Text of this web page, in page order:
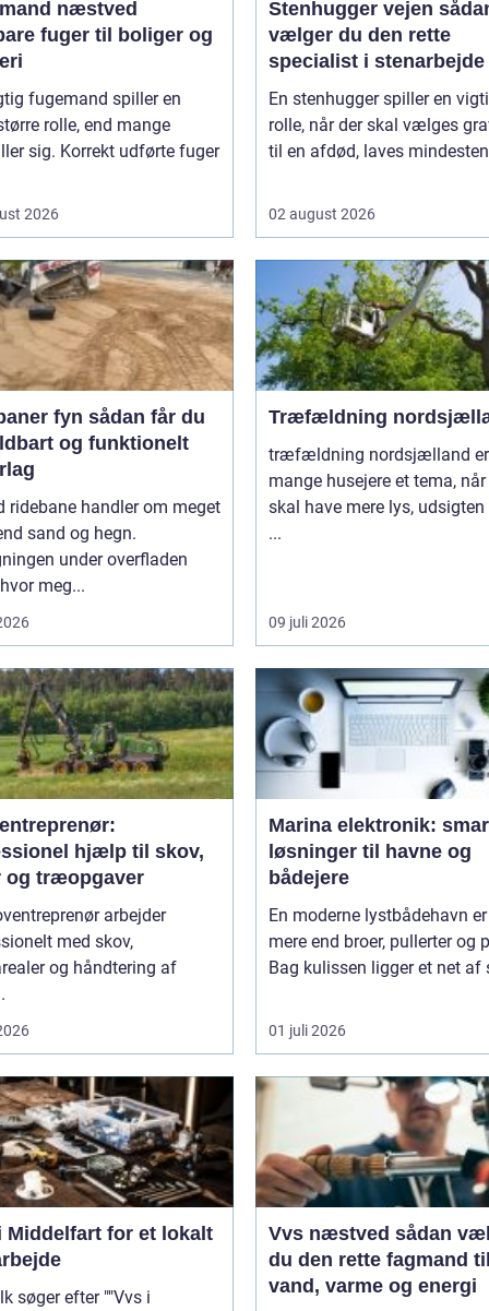
næstved
fuger til boliger og
fugemand spiller en
rolle, end mange
sig. Korrekt udførte fuger
2026
Stenhugger vejen sådan
vælger du den rette
specialist i stenarbejde
En stenhugger spiller en
rolle, når der skal vælges
til en afdød, laves
02 august 2026
fyn sådan får du
og funktionelt
ridebane handler om meget
sand og hegn.
under overfladen
meg...
Træfældning
træfældning nordsjælland
mange husejere et tema,
skal have mere lys,
...
09 juli 2026
hjælp til skov,
og træopgaver
arbejder
med skov,
og håndtering af
Marina elektronik:
løsninger til havne og
bådejere
En moderne lystbådehavn
mere end broer, pullerter og
Bag kulissen ligger et net af
01 juli 2026
Middelfart for et lokalt
søger efter ""Vvs i
Vvs næstved sådan vælger
du den rette fagmand
vand, varme og energi